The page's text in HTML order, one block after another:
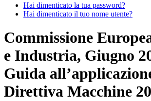
Hai dimenticato la tua password?
Hai dimenticato il tuo nome utente?
Commissione
e Industria, Giugno
Guida
Direttiva Macchine